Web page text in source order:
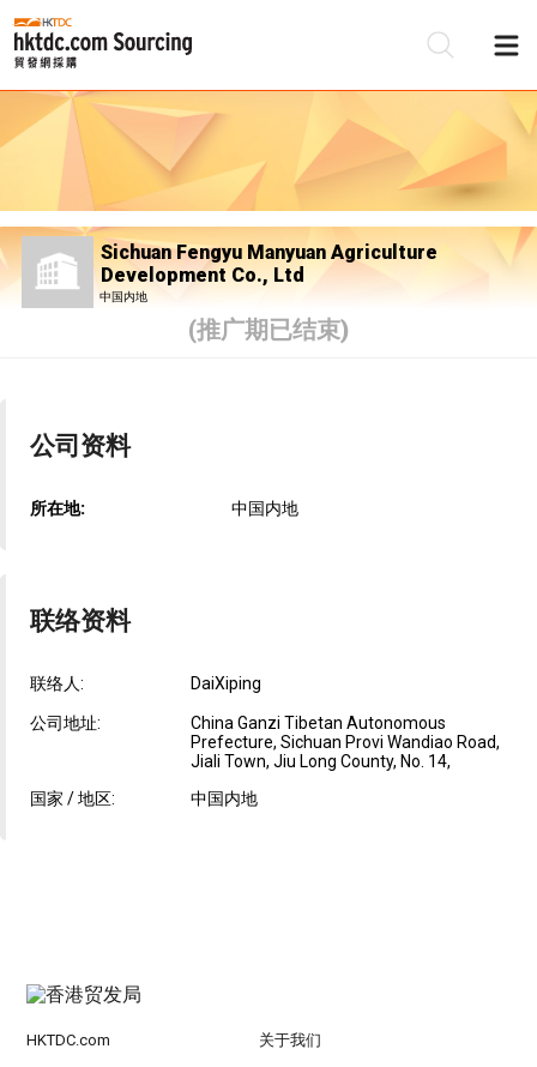
Sichuan Fengyu Manyuan Agriculture
Development Co., Ltd
中国内地
(推广期已结束)
公司资料
所在地: 中国内地
联络资料
联络人: DaiXiping
公司地址:
China Ganzi Tibetan Autonomous
Prefecture, Sichuan Provi Wandiao Road,
Jiali Town, Jiu Long County, No. 14,
国家 / 地区:
中国内地
HKTDC.com 关于我们